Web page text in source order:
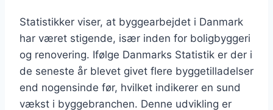
Statistikker viser, at byggearbejdet i Danmark
har været stigende, især inden for boligbyggeri
og renovering. Ifølge Danmarks Statistik er der i
de seneste år blevet givet flere byggetilladelser
end nogensinde før, hvilket indikerer en sund
vækst i byggebranchen. Denne udvikling er